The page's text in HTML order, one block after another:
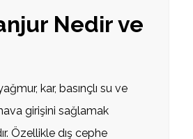
Nedir ve
kar, basınçlı su ve
girişini sağlamak
Özellikle dış cephe